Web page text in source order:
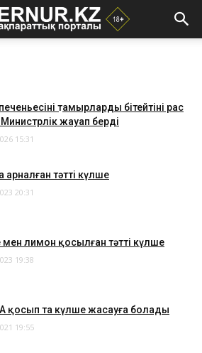
тамырларды бітейтіні рас
жауап берді
15:31
арналған тәтті күлше
20:31
мен лимон қосылған тәтті күлше
19:38
қосып та күлше жасауға болады
19:55